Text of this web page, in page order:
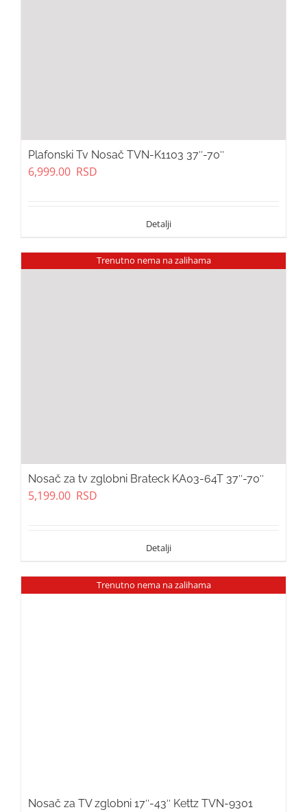
Plafonski Tv Nosač TVN-K1103 37″-70″
6,999.00 RSD
Trenutno nema na zalihama
Nosač za tv zglobni Brateck KA03-64T 37″-70″
5,199.00 RSD
Trenutno nema na zalihama
Nosač za TV zglobni 17″-43″ Kettz TVN-9301